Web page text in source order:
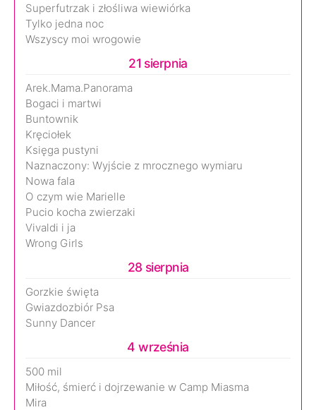
Superfutrzak i złośliwa wiewiórka
Tylko jedna noc
Wszyscy moi wrogowie
21 sierpnia
Arek.Mama.Panorama
Bogaci i martwi
Buntownik
Kręciołek
Księga pustyni
Naznaczony: Wyjście z mrocznego wymiaru
Nowa fala
O czym wie Marielle
Pucio kocha zwierzaki
Vivaldi i ja
Wrong Girls
28 sierpnia
Gorzkie święta
Gwiazdozbiór Psa
Sunny Dancer
4 września
500 mil
Miłość, śmierć i dojrzewanie w Camp Miasma
Mira